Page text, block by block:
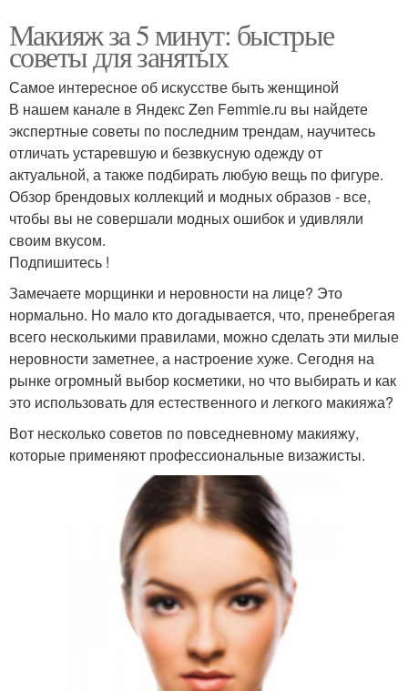
Макияж за 5 минут: быстрые
советы для занятых
Самое интересное об искусстве быть женщиной
В нашем канале в Яндекс Zen Femmie.ru вы найдете
экспертные советы по последним трендам, научитесь
отличать устаревшую и безвкусную одежду от
актуальной, а также подбирать любую вещь по фигуре.
Обзор брендовых коллекций и модных образов - все,
чтобы вы не совершали модных ошибок и удивляли
своим вкусом.
Подпишитесь !
Замечаете морщинки и неровности на лице? Это
нормально. Но мало кто догадывается, что, пренебрегая
всего несколькими правилами, можно сделать эти милые
неровности заметнее, а настроение хуже. Сегодня на
рынке огромный выбор косметики, но что выбирать и как
это использовать для естественного и легкого макияжа?
Вот несколько советов по повседневному макияжу,
которые применяют профессиональные визажисты.